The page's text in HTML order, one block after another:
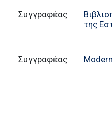
Συγγραφέας
της
Συγγραφέας